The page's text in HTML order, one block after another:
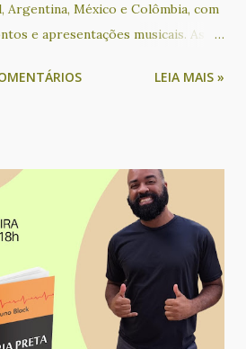
México e Colômbia, com
e apresentações musicais. As
a ser realizado em formato on-
Catarina Labouré, Cecilia Peixoto,
Alejandra Auriol, Cris Ávila, Cristina
de Andrade, Faba, Gabriela Ladrón
Jooselene Neggra Black,
Lican Javier M., Ligia
Barreto, Mariana Valle, Mariney
Nhyin - o Gnomo do Arco-íris,
LEIA MAIS »